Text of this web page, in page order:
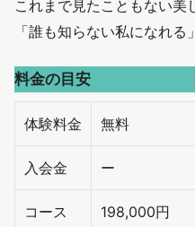
これまで見たこともない美
「誰も知らない私になれる
料金の目安
体験料金 無料
入会金 ー
コース 198,000円